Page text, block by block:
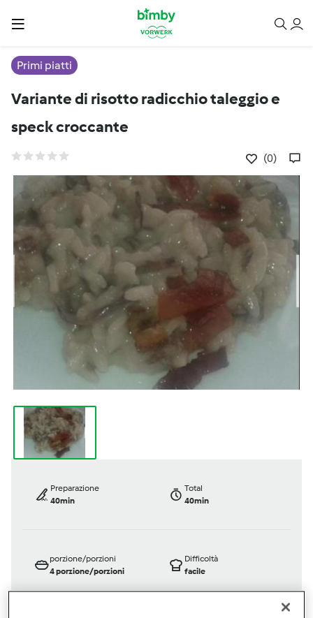
Primi piatti
Variante di risotto radicchio taleggio e
speck croccante
(0)
Preparazione
40min
Total
40min
porzione/porzioni
4porzione/porzioni
Difficoltà
facile